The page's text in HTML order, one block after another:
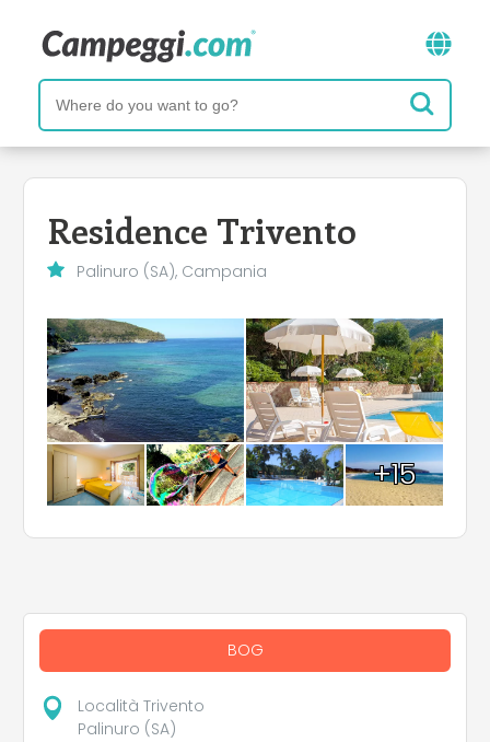
Residence Trivento
Palinuro (SA), Campania
+15
BOG
Località Trivento
Palinuro (SA)